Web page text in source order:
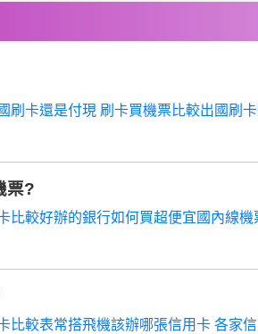
刷卡還是付現 刷卡買機票比較出國刷
票?
比較好辦的銀行如何買超便宜國內線
較表常搭飛機該辦哪張信用卡 各家